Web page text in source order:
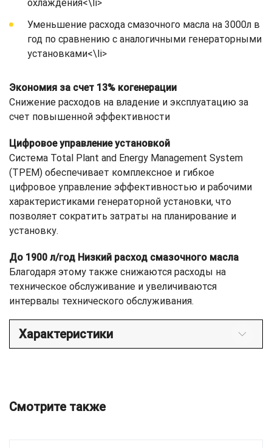
охлаждения<\li>
Уменьшение расхода смазочного масла на 3000л в
год по сравнению с аналогичными генераторными
установками<\li>
Экономия за счет 13% когенерации
Снижение расходов на владение и эксплуатацию за
счет повышенной эффективности
Цифровое управление установкой
Система Total Plant and Energy Management System
(TPEM) обеспечивает комплексное и гибкое
цифровое управление эффективностью и рабочими
характеристиками генераторной установки, что
позволяет сократить затраты на планирование и
установку.
До 1900 л/год Низкий расход смазочного масла
Благодаря этому также снижаются расходы на
техническое обслуживание и увеличиваются
интервалы технического обслуживания.
Характеристики
Смотрите также